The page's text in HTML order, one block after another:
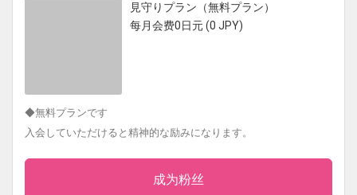
見守りプラン（無料プラン）
每月会费0日元 (0 JPY)
◆無料プランです
入会していただけると精神的な励みになります。
成为粉丝